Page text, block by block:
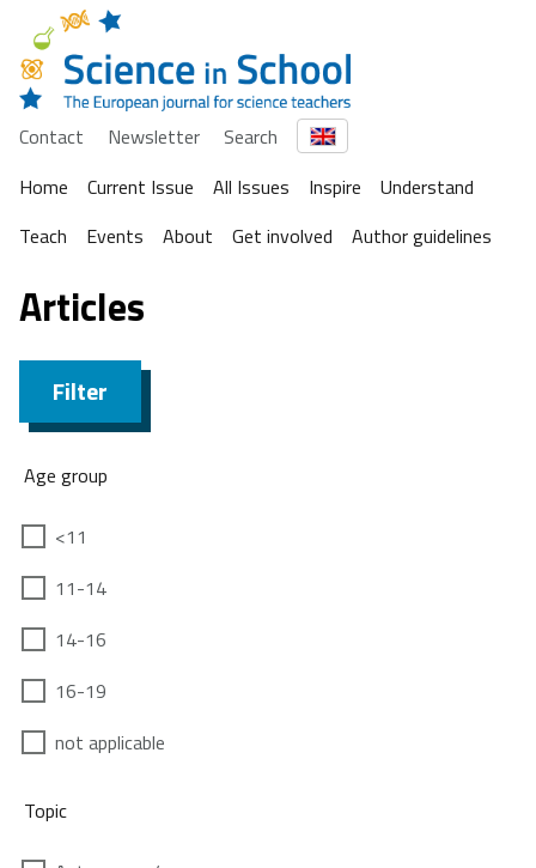
Contact Newsletter
Search
Home
Current Issue All Issues Inspire
Understand
Teach
Events About Get involved Author guidelines
Articles
Filter
Age group
<11
11-14
14-16
16-19
not applicable
Topic